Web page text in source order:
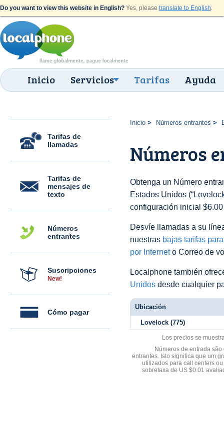
Do you want to view this website in English? Yes, please translate to English.
Inicio Servicios Tarifas Ayuda
Tarifas de
llamadas
Tarifas de
mensajes de
texto
Números
entrantes
Suscripciones
New!
Cómo pagar
Inicio Números entrantes
Números
Obtenga un Número
Estados Unidos
configuración inicial
Desvíe llamadas a su
nuestras bajas tarifas
por Interneto Correo de
Localphone también
Unidos desde cualquier
Ubicación
Lovelock (775)
Los precios se
Números de entrada
entrantes. Isto significa que um
utilizados para call centers
sobretaxa de US $0.01